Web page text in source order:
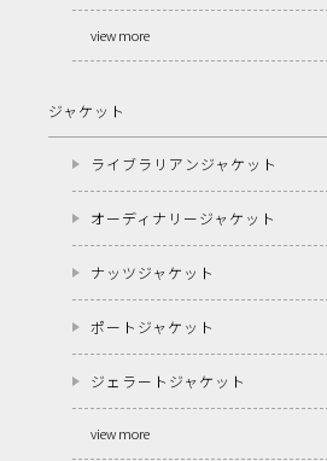
view more
ジャケット
ライブラリアンジャケット
オーディナリージャケット
ナッツジャケット
ポートジャケット
ジェラートジャケット
view more